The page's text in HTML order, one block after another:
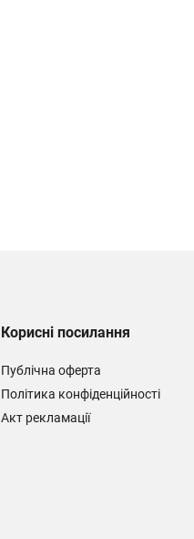
Корисні посилання
Публічна оферта
Політика конфіденційності
Акт рекламації